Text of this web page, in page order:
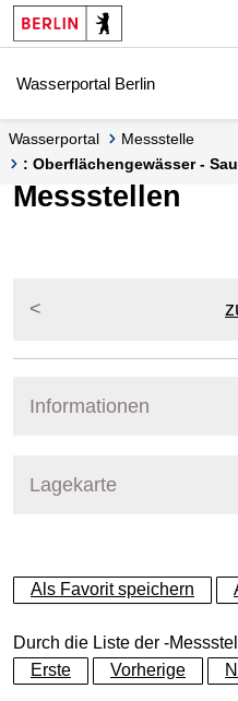
Springe zur Navigation
Springe zum Inhalt
Wasserportal Berlin
Wasserportal
Messstelle
: Oberflächengewässer -
Messstellen
Informationen
Lagekarte
+
−
Als Favorit speichern
Durch die Liste der -
Erste
Vorherige